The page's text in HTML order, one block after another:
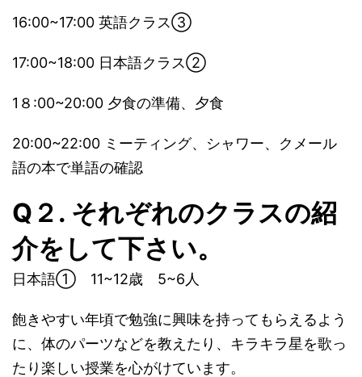
16:00~17:00 英語クラス③
17:00~18:00 日本語クラス②
1８:00~20:00 夕食の準備、夕食
20:00~22:00 ミーティング、シャワー、クメール
語の本で単語の確認
Q２. それぞれのクラスの紹
介をして下さい。
日本語① 11~12歳 5~6人
飽きやすい年頃で勉強に興味を持ってもらえるよう
に、体のパーツなどを教えたり、キラキラ星を歌っ
たり楽しい授業を心がけています。